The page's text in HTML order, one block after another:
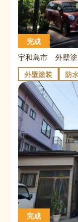
完成
宇和島市 外壁塗
外壁塗装 防
完成